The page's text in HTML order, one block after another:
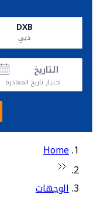
DXB
دبي
التاريخ
اختيار تاريخ المغادرة
Home
الوجهات